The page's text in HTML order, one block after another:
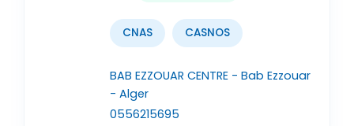
CNAS CASNOS
BAB EZZOUAR CENTRE - Bab Ezzouar
- Alger
0556215695